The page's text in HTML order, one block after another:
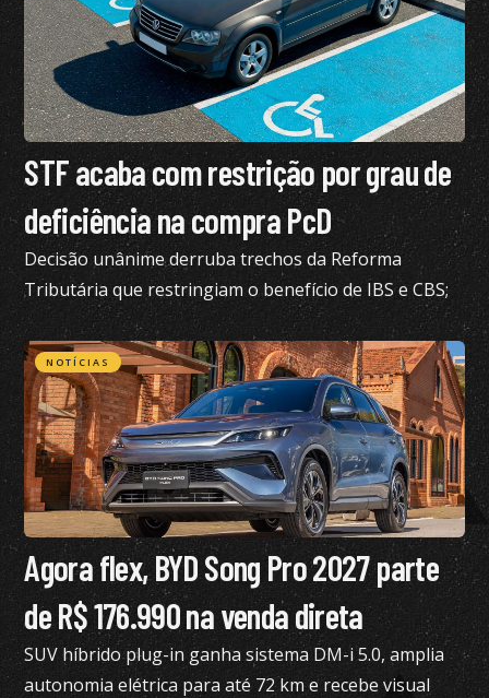
STF acaba com restrição por grau de
deficiência na compra PcD
Decisão unânime derruba trechos da Reforma
Tributária que restringiam o benefício de IBS e CBS;
confira todos os detalhes
NOTÍCIAS
Agora flex, BYD Song Pro 2027 parte
de R$ 176.990 na venda direta
SUV híbrido plug-in ganha sistema DM-i 5.0, amplia
autonomia elétrica para até 72 km e recebe visual